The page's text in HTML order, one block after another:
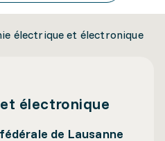
électrique et électronique
électronique
de Lausanne